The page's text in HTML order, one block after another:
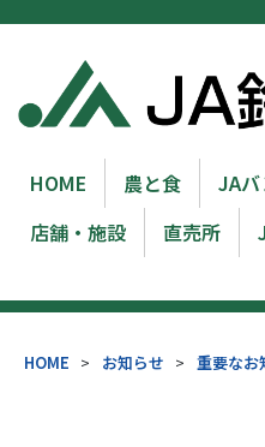
HOME 農と食 JAバ
店舗・施設
直売所
HOME > お知らせ > 重要なお